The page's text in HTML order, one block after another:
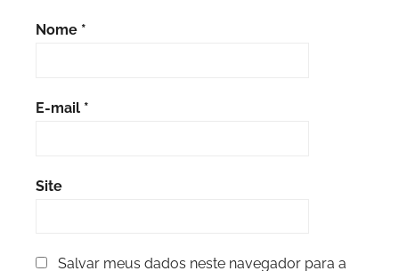
Nome *
E-mail *
Site
Salvar meus dados neste navegador para a